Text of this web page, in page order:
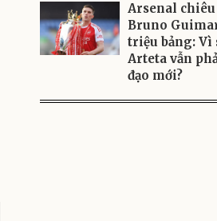
Arsenal
Bruno
triệu bảng: Vì
Arteta vẫn
đạo mới?